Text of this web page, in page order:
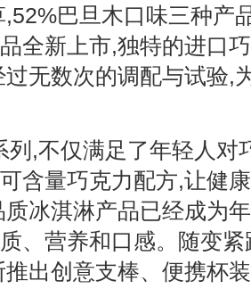
巴旦木口味三种产
全新上市,独特的进口
无数次的调配与试验,
列,不仅满足了年轻人
含量巧克力配方,让健
冰淇淋产品已经成为
、营养和口感。随变
出创意支棒、便携杯